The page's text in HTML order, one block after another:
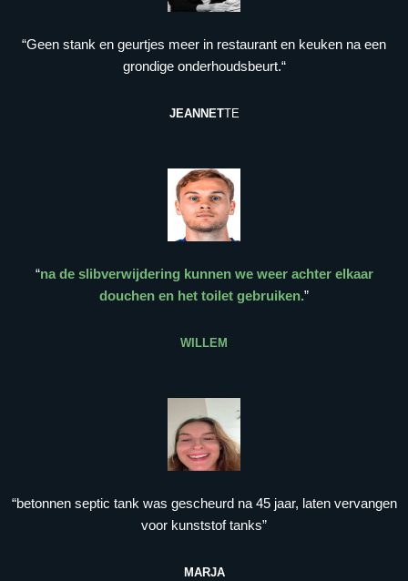
“Geen stank en geurtjes meer in restaurant en keuken na een
grondige onderhoudsbeurt.“
JEANNETTE
“na de slibverwijdering kunnen we weer achter elkaar
douchen en het toilet gebruiken.”
WILLEM
“betonnen septic tank was gescheurd na 45 jaar, laten vervangen
voor kunststof tanks”
MARJA